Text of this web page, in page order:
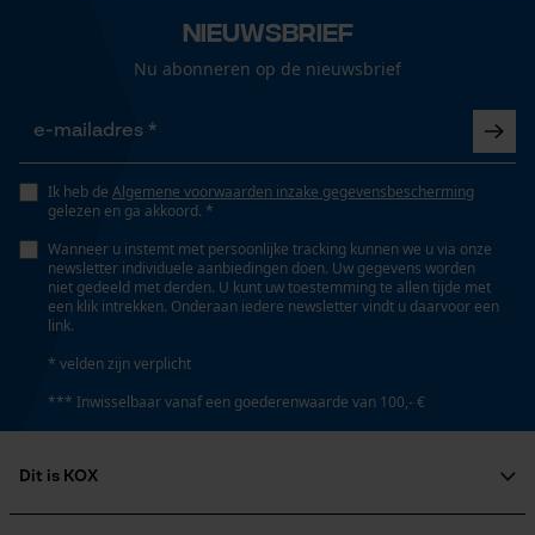
Schoenwijdte
SRC, HRO, HI, WR, CI
Grootte & afmetingen
Hakhoogte
6.5 cm
Schachthoogte
Nieuwsbrief
Nu abonneren op de nieuwsbrief
Ik heb de Algemene voorwaarden inzake gegevensbescherming
gelezen en ga akkoord. *
Wanneer u instemt met persoonlijke tracking kunnen we u via onze
newsletter individuele aanbiedingen doen. Uw gegevens worden
niet gedeeld met derden. U kunt uw toestemming te allen tijde met
een klik intrekken. Onderaan iedere newsletter vindt u daarvoor een
link.
* velden zijn verplicht
*** Inwisselbaar vanaf een goederenwaarde van 100,- €
Dit is KOX
Gepersonaliseerde homepage
Opgeslagen winkelwagen
Geo-IP en gebruikersdetectie
YouTube-video's